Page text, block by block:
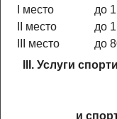
I место
до
II место
до
III место
до
III. Услуги
и